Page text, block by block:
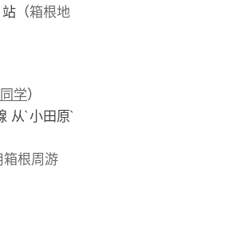
（箱根地
学）
从`小田原`
箱根周游